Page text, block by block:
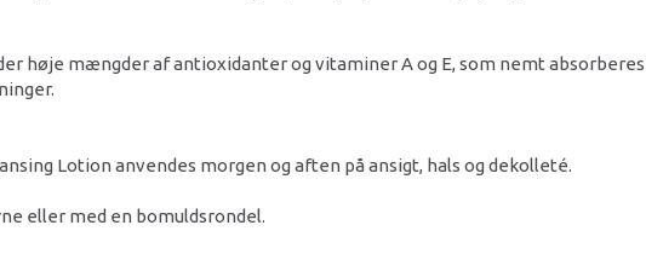
høje mængder af antioxidanter og vitaminer A og E, som nemt
Lotion anvendes morgen og aften på ansigt, hals og dekolleté.
eller med en bomuldsrondel.